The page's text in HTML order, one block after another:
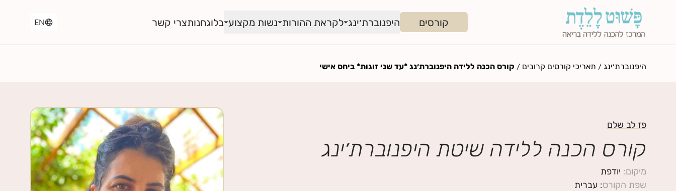
קורסים היפנוברת׳ינג לקראת ההורות נשות מקצוע בלוגחנותצרי קשר EN
היפנוברת׳ינג/ תאריכי קורסים קרובים / קורס הכנה ללידה היפנוברת׳נג *עד שני זוגות* ביחס אישי
פז לב שלם
קורס הכנה ללידה שיטת היפנוברת׳ינג
מיקום: יודפת
שפת הקורס: עברית